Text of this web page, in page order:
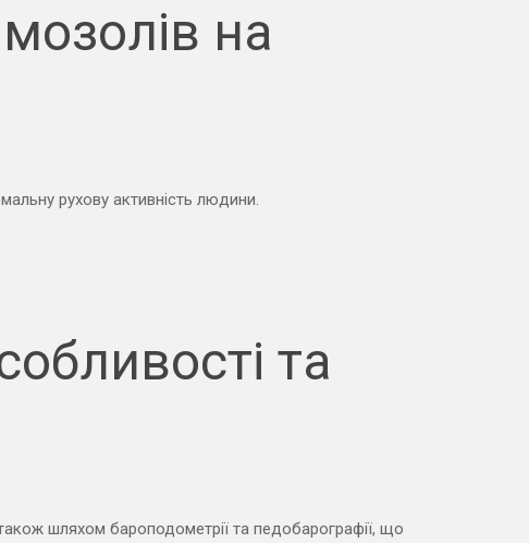
на
рухову активність людини.
та
шляхом бароподометрії та педобарографії, що